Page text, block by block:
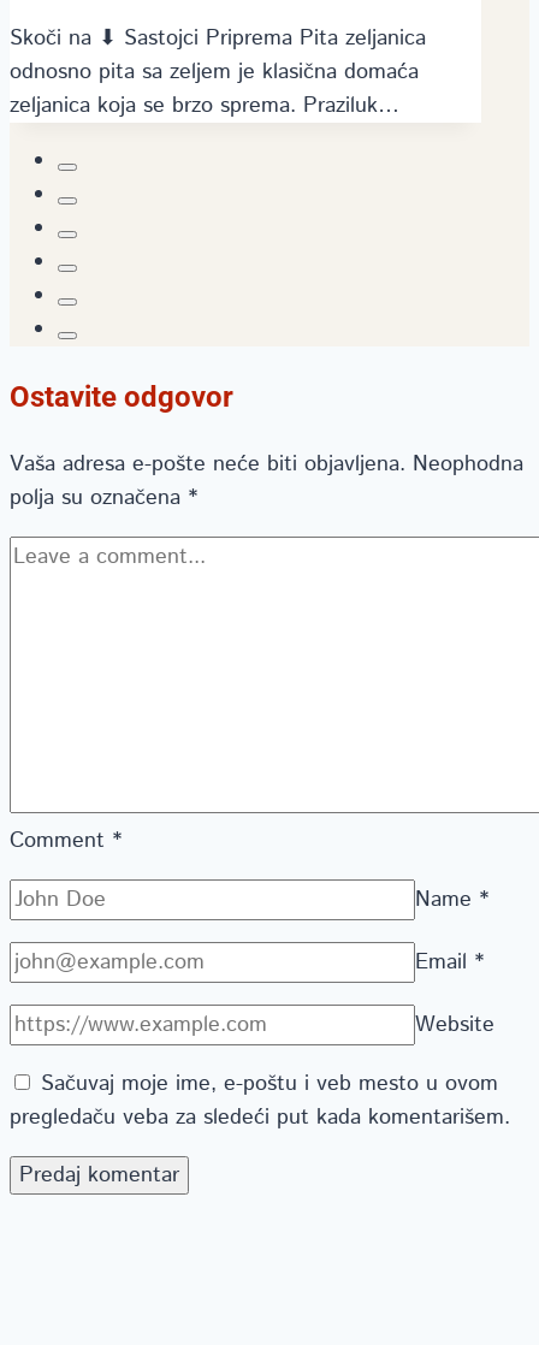
Skoči na ⬇ Sastojci Priprema Pita zeljanica
odnosno pita sa zeljem je klasična domaća
zeljanica koja se brzo sprema. Praziluk…
Ostavite odgovor
Vaša adresa e-pošte neće biti objavljena. Neophodna
polja su označena *
Comment *
Name *
Email *
Website
Sačuvaj moje ime, e-poštu i veb mesto u ovom
pregledaču veba za sledeći put kada komentarišem.